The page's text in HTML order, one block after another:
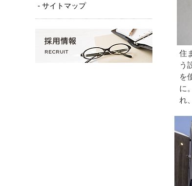
住
う
を
に
れ
- サイトマップ